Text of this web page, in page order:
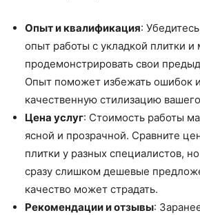
Опыт и квалификация:
опыт работы с укладкой плитки
продемонстрировать свои
Опыт поможет избежать ошибок
качественную стилизацию
Цена услуг: Стоимость работы
ясной и прозрачной. Сравните
плитки у разных специалистов,
сразу слишком дешевые
качество может страдать.
Рекомендации и отзывы: